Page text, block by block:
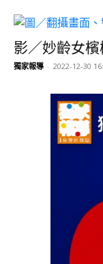
影／妙齡女
獨家報導 - 2022-12-30